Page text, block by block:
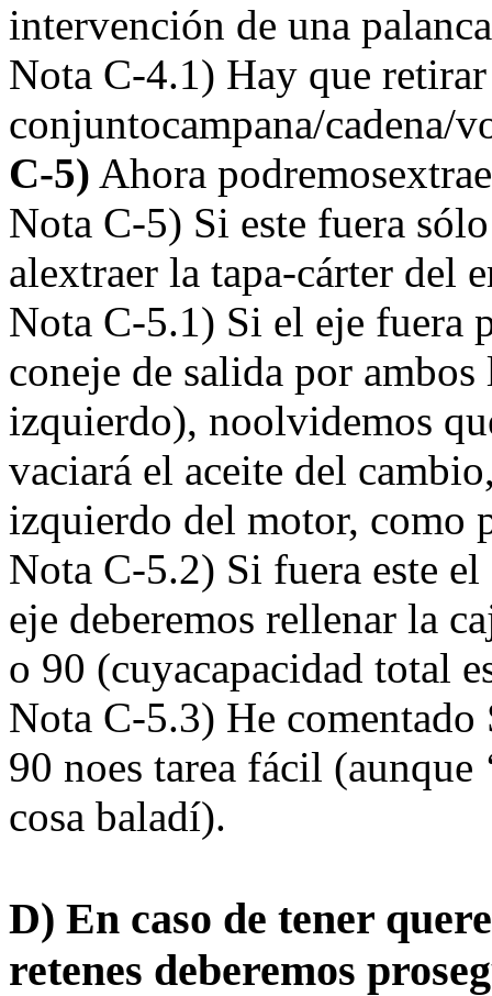
intervención de una
Nota C-4.1) Hay que
conjuntocampana/cadena/
C-5) Ahora
Nota C-5) Si este fuera
alextraer la tapa-cárter del
Nota C-5.1) Si el eje fuera
coneje de salida por
izquierdo), noolvidemos
vaciará el aceite del
izquierdo del motor, como
Nota C-5.2) Si fuera este
eje deberemos rellenar la
o 90 (cuyacapacidad total
Nota C-5.3) He
90 noes tarea fácil
cosa baladí).
D) En caso de tener
retenes deberemos